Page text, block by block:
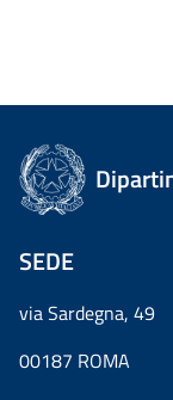
SEDE
via Sardegna, 49
00187 ROMA